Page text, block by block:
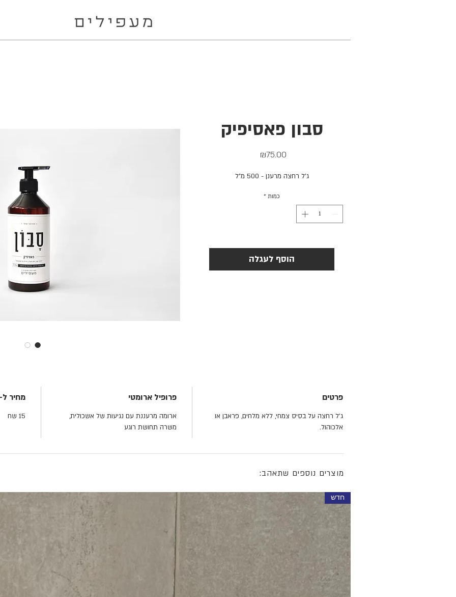
סבון פאסיפיק
₪75.00
ג׳ל רחצה מרענן - 500 מ״ל
כמות *
הוסף לעגלה
פרטים
ג׳ל רחצה על בסיס צמחי, ללא מלחים, פראבן או
אלכוהול.
פרופיל ארומטי
ארומה מרעננת עם נגיעות של אשכולית,
משרה תחושת רוגע
מחיר ל-100
15 שח
מוצרים נוספים שתאהב:
חדש